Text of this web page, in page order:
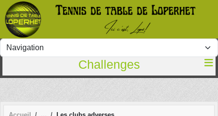
Challenges
Panneau de gestion des cookies